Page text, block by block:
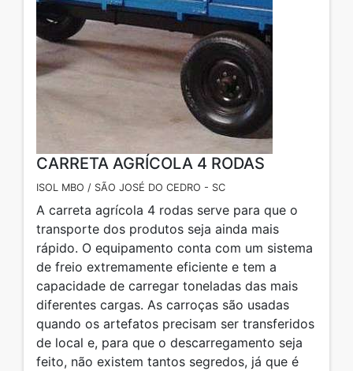
CARRETA AGRÍCOLA 4 RODAS
ISOL MBO / SÃO JOSÉ DO CEDRO - SC
A carreta agrícola 4 rodas serve para que o
transporte dos produtos seja ainda mais
rápido. O equipamento conta com um sistema
de freio extremamente eficiente e tem a
capacidade de carregar toneladas das mais
diferentes cargas. As carroças são usadas
quando os artefatos precisam ser transferidos
de local e, para que o descarregamento seja
feito, não existem tantos segredos, já que é